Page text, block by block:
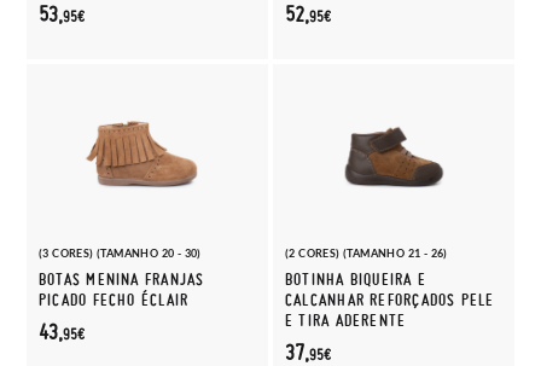
53,95€ 52,95€
(3 CORES) (TAMANHO 20 - 30)
BOTAS MENINA FRANJAS
PICADO FECHO ÉCLAIR
43,95€
(2 CORES) (TAMANHO 21 - 26)
BOTINHA BIQUEIRA E
CALCANHAR REFORÇADOS PELE
E TIRA ADERENTE
37,95€